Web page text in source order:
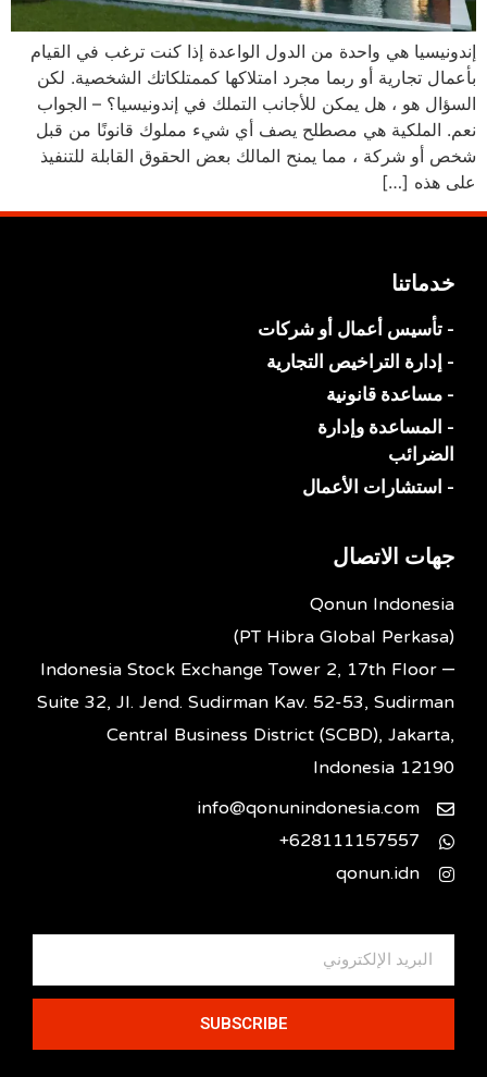
إندونيسيا هي واحدة من الدول الواعدة إذا كنت ترغب في القيام
بأعمال تجارية أو ربما مجرد امتلاكها كممتلكاتك الشخصية. لكن
السؤال هو ، هل يمكن للأجانب التملك في إندونيسيا؟ – الجواب
نعم. الملكية هي مصطلح يصف أي شيء مملوك قانونًا من قبل
شخص أو شركة ، مما يمنح المالك بعض الحقوق القابلة للتنفيذ
على هذه […]
خدماتنا
- تأسيس أعمال أو شركات
- إدارة التراخيص التجارية
- مساعدة قانونية
- المساعدة وإدارة
الضرائب
- استشارات الأعمال
جهات الاتصال
Qonun Indonesia
(PT Hibra Global Perkasa)
Indonesia Stock Exchange Tower 2, 17th Floor –
Suite 32, Jl. Jend. Sudirman Kav. 52-53, Sudirman
Central Business District (SCBD), Jakarta,
Indonesia 12190
info@qonunindonesia.com
628111157557+
qonun.idn
SUBSCRIBE